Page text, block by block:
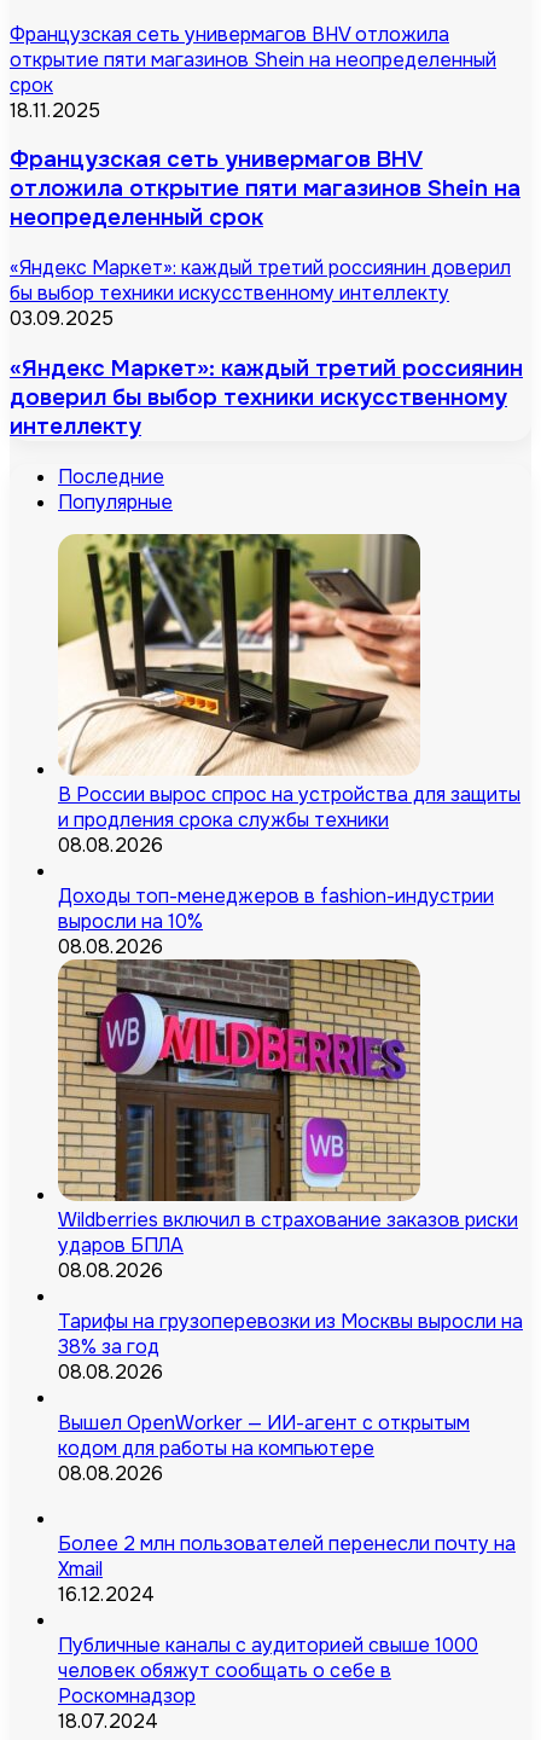
Французская сеть универмагов BHV отложила
открытие пяти магазинов Shein на неопределенный
срок
18.11.2025
Французская сеть универмагов BHV
отложила открытие пяти магазинов Shein на
неопределенный срок
«Яндекс Маркет»: каждый третий россиянин доверил
бы выбор техники искусственному интеллекту
03.09.2025
«Яндекс Маркет»: каждый третий россиянин
доверил бы выбор техники искусственному
интеллекту
Последние
Популярные
В России вырос спрос на устройства для защиты
и продления срока службы техники
08.08.2026
Доходы топ-менеджеров в fashion-индустрии
выросли на 10%
08.08.2026
Wildberries включил в страхование заказов риски
ударов БПЛА
08.08.2026
Тарифы на грузоперевозки из Москвы выросли на
38% за год
08.08.2026
Вышел OpenWorker — ИИ-агент с открытым
кодом для работы на компьютере
08.08.2026
Более 2 млн пользователей перенесли почту на
Xmail
16.12.2024
Публичные каналы с аудиторией свыше 1000
человек обяжут сообщать о себе в
Роскомнадзор
18.07.2024